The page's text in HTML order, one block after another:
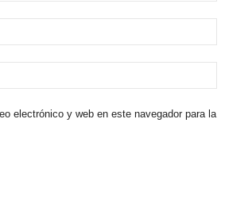
electrónico y web en este navegador para la